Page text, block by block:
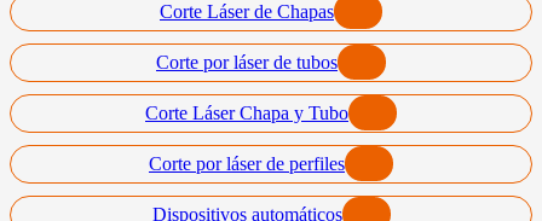
Corte Láser de Chapas
Corte por láser de tubos
Corte Láser Chapa y Tubo
Corte por láser de perfiles
Dispositivos automáticos